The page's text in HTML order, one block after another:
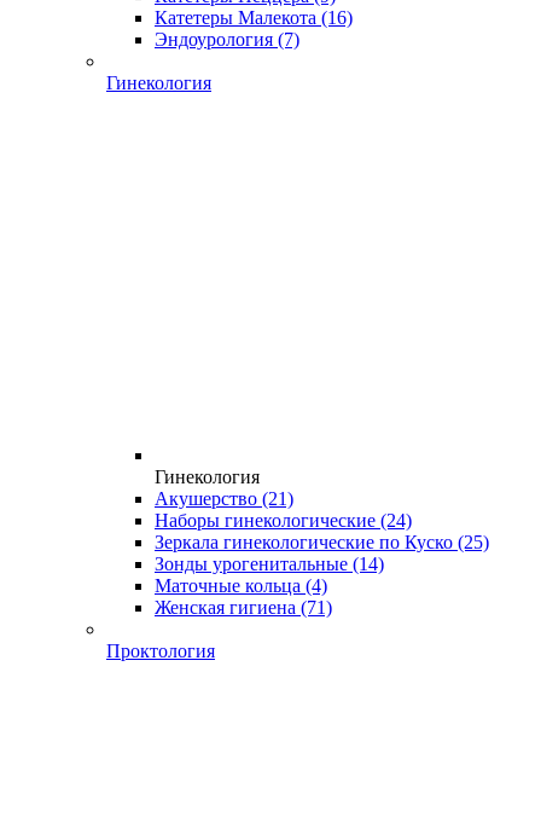
Катетеры Малекота (16)
Эндоурология (7)
Гинекология
Гинекология
Акушерство (21)
Наборы гинекологические (24)
Зеркала гинекологические по Куско (25)
Зонды урогенитальные (14)
Маточные кольца (4)
Женская гигиена (71)
Проктология